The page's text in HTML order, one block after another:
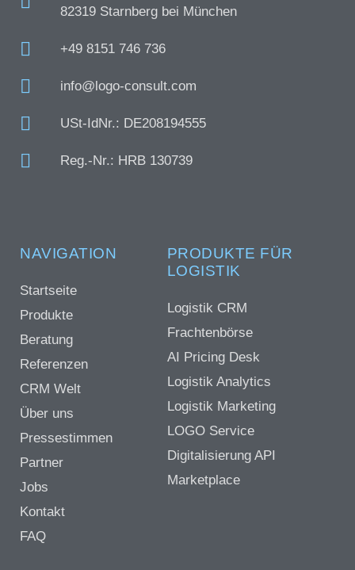
82319 Starnberg bei München
+49 8151 746 736
info@logo-consult.com
USt-IdNr.: DE208194555
Reg.-Nr.: HRB 130739
NAVIGATION
Startseite
Produkte
Beratung
Referenzen
CRM Welt
Über uns
Pressestimmen
Partner
Jobs
Kontakt
FAQ
PRODUKTE FÜR
LOGISTIK
Logistik CRM
Frachtenbörse
AI Pricing Desk
Logistik Analytics
Logistik Marketing
LOGO Service
Digitalisierung API
Marketplace